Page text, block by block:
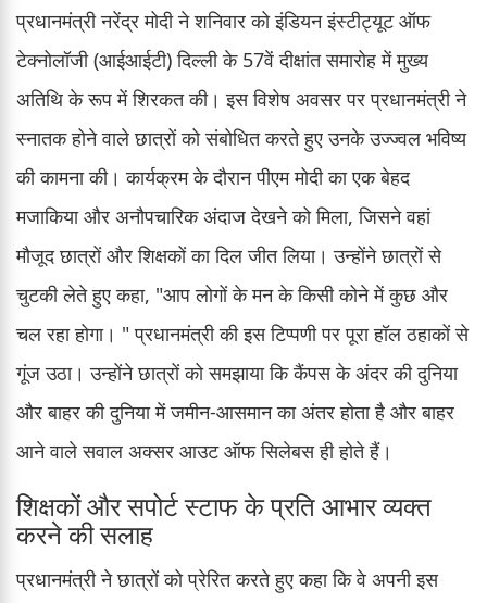
प्रधानमंत्री नरेंद्र मोदी ने शनिवार को इंडियन इंस्टीट्यूट ऑफ
टेक्नोलॉजी (आईआईटी) दिल्ली के 57वें दीक्षांत समारोह में मुख्य
अतिथि के रूप में शिरकत की। इस विशेष अवसर पर प्रधानमंत्री ने
स्नातक होने वाले छात्रों को संबोधित करते हुए उनके उज्ज्वल भविष्य
की कामना की। कार्यक्रम के दौरान पीएम मोदी का एक बेहद
मजाकिया और अनौपचारिक अंदाज देखने को मिला, जिसने वहां
मौजूद छात्रों और शिक्षकों का दिल जीत लिया। उन्होंने छात्रों से
चुटकी लेते हुए कहा, "आप लोगों के मन के किसी कोने में कुछ और
चल रहा होगा। " प्रधानमंत्री की इस टिप्पणी पर पूरा हॉल ठहाकों से
गूंज उठा। उन्होंने छात्रों को समझाया कि कैंपस के अंदर की दुनिया
और बाहर की दुनिया में जमीन-आसमान का अंतर होता है और बाहर
आने वाले सवाल अक्सर आउट ऑफ सिलेबस ही होते हैं।
शिक्षकों और सपोर्ट स्टाफ के प्रति आभार व्यक्त
करने की सलाह
प्रधानमंत्री ने छात्रों को प्रेरित करते हुए कहा कि वे अपनी इस